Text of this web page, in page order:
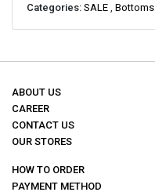
Categories: SALE , Bottoms
ABOUT US
CAREER
CONTACT US
OUR STORES
HOW TO ORDER
PAYMENT METHOD